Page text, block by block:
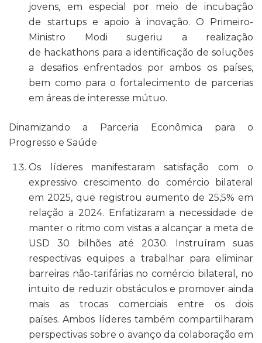
jovens, em especial por meio de incubação
de startups e apoio à inovação. O Primeiro-
Ministro Modi sugeriu a realização
de hackathons para a identificação de soluções
a desafios enfrentados por ambos os países,
bem como para o fortalecimento de parcerias
em áreas de interesse mútuo.
Dinamizando a Parceria Econômica para o
Progresso e Saúde
Os líderes manifestaram satisfação com o
expressivo crescimento do comércio bilateral
em 2025, que registrou aumento de 25,5% em
relação a 2024. Enfatizaram a necessidade de
manter o ritmo com vistas a alcançar a meta de
USD 30 bilhões até 2030. Instruíram suas
respectivas equipes a trabalhar para eliminar
barreiras não-tarifárias no comércio bilateral, no
intuito de reduzir obstáculos e promover ainda
mais as trocas comerciais entre os dois
países. Ambos líderes também compartilharam
perspectivas sobre o avanço da colaboração em